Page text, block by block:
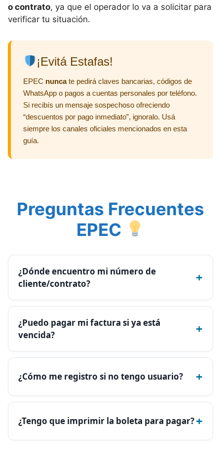
o contrato, ya que el operador lo va a solicitar para
verificar tu situación.
¡Evitá Estafas!
EPEC nuncate pedirá claves bancarias, códigos de
WhatsApp o pagos a cuentas personales por teléfono.
Si recibís un mensaje sospechoso ofreciendo
“descuentos por pago inmediato”, ignoralo. Usá
siempre los canales oficiales mencionados en esta
guía.
Preguntas Frecuentes
EPEC
¿Dónde encuentro mi número de
cliente/contrato?
+
¿Puedo pagar mi factura si ya está
vencida?
+
¿Cómo me registro si no tengo usuario? +
¿Tengo que imprimir la boleta para pagar?+